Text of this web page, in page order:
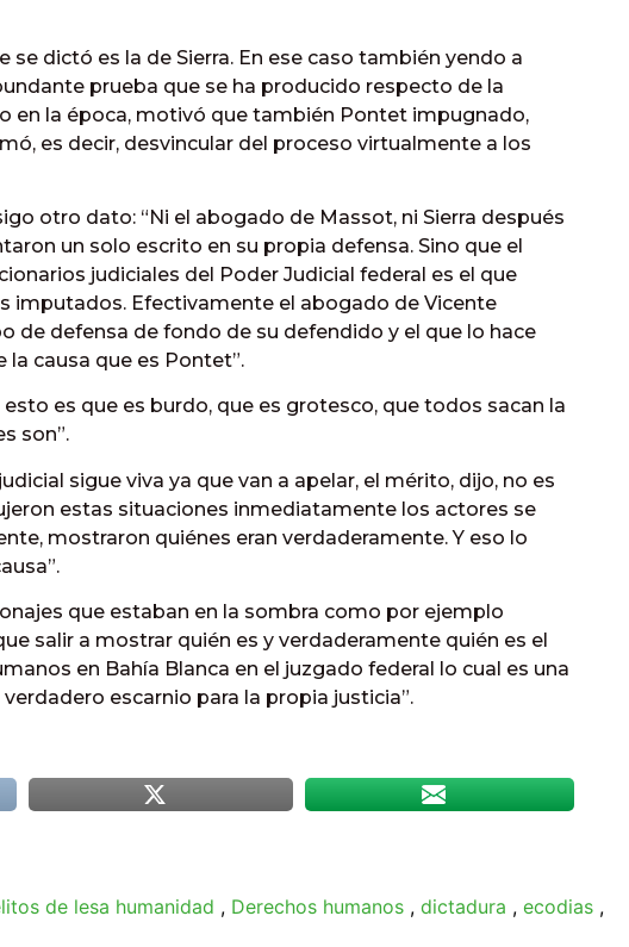
se dictó es la de Sierra. En ese caso también yendo a
prueba que se ha producido respecto de la
en la época, motivó que también Pontet impugnado,
es decir, desvincular del proceso virtualmente a los
otro dato: “Ni el abogado de Massot, ni Sierra después
un solo escrito en su propia defensa. Sino que el
judiciales del Poder Judicial federal es el que
imputados. Efectivamente el abogado de Vicente
de defensa de fondo de su defendido y el que lo hace
causa que es Pontet”.
es que es burdo, que es grotesco, que todos sacan la
son”.
sigue viva ya que van a apelar, el mérito, dijo, no es
estas situaciones inmediatamente los actores se
mostraron quiénes eran verdaderamente. Y eso lo
que estaban en la sombra como por ejemplo
salir a mostrar quién es y verdaderamente quién es el
en Bahía Blanca en el juzgado federal lo cual es una
escarnio para la propia justicia”.
de lesa humanidad , Derechos humanos , dictadura , ecodias ,